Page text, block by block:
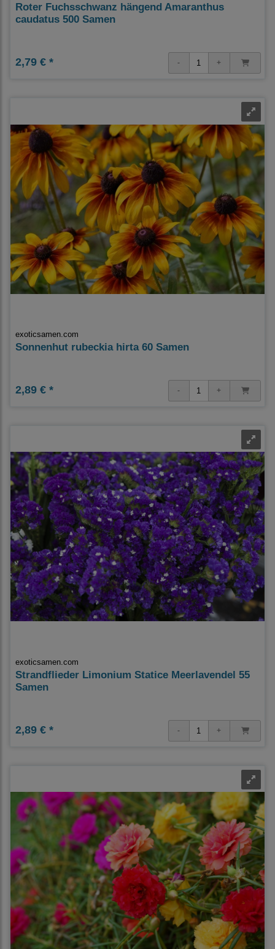
Roter Fuchsschwanz hängend Amaranthus
caudatus 500 Samen
2,79 € *
exoticsamen.com
Sonnenhut rubeckia hirta 60 Samen
2,89 € *
exoticsamen.com
Strandflieder Limonium Statice Meerlavendel 55
Samen
2,89 € *